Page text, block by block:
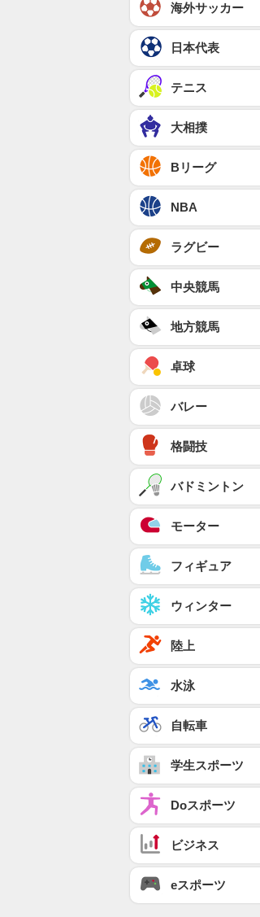
海外サッカー
日本代表
テニス
大相撲
Bリーグ
NBA
ラグビー
中央競馬
地方競馬
卓球
バレー
格闘技
バドミントン
モーター
フィギュア
ウィンター
陸上
水泳
自転車
学生スポーツ
Doスポーツ
ビジネス
eスポーツ